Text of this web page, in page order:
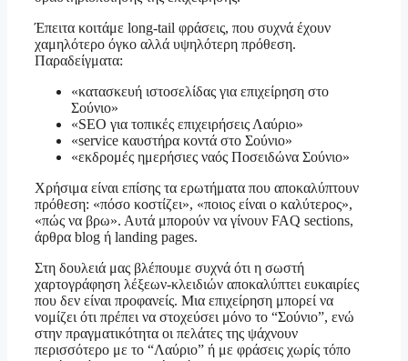
Έπειτα κοιτάμε long-tail φράσεις, που συχνά έχουν
χαμηλότερο όγκο αλλά υψηλότερη πρόθεση.
Παραδείγματα:
«κατασκευή ιστοσελίδας για επιχείρηση στο
Σούνιο»
«SEO για τοπικές επιχειρήσεις Λαύριο»
«service καυστήρα κοντά στο Σούνιο»
«εκδρομές ημερήσιες ναός Ποσειδώνα Σούνιο»
Χρήσιμα είναι επίσης τα ερωτήματα που αποκαλύπτουν
πρόθεση: «πόσο κοστίζει», «ποιος είναι ο καλύτερος»,
«πώς να βρω». Αυτά μπορούν να γίνουν FAQ sections,
άρθρα blog ή landing pages.
Στη δουλειά μας βλέπουμε συχνά ότι η σωστή
χαρτογράφηση λέξεων-κλειδιών αποκαλύπτει ευκαιρίες
που δεν είναι προφανείς. Μια επιχείρηση μπορεί να
νομίζει ότι πρέπει να στοχεύσει μόνο το “Σούνιο”, ενώ
στην πραγματικότητα οι πελάτες της ψάχνουν
περισσότερο με το “Λαύριο” ή με φράσεις χωρίς τόπο